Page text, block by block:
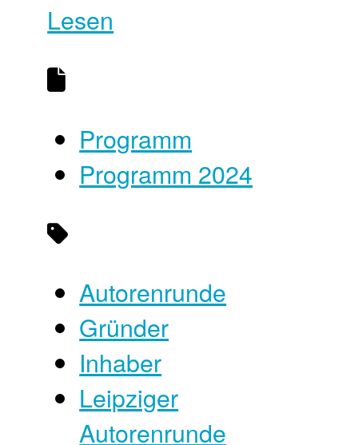
Lesen
Programm
Programm 2024
Autorenrunde
Gründer
Inhaber
Leipziger
Autorenrunde